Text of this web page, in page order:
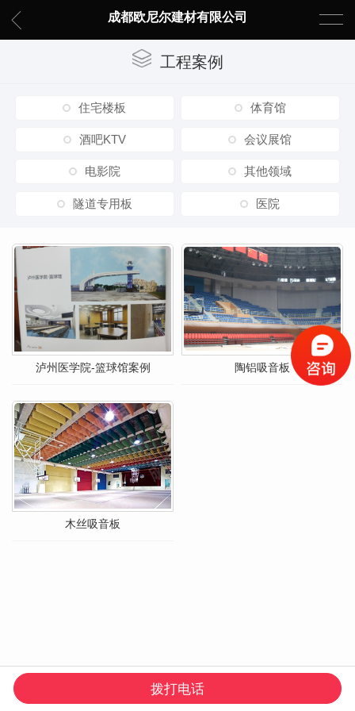
成都欧尼尔建材有限公司
工程案例
住宅楼板 体育馆
酒吧KTV 会议展馆
电影院 其他领域
隧道专用板 医院
泸州医学院-篮球馆案例 陶铝吸音板
木丝吸音板
拨打电话